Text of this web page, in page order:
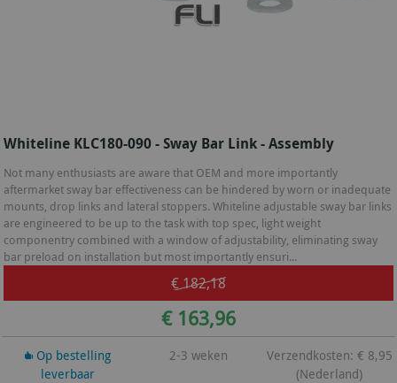
Whiteline KLC180-090 - Sway Bar Link - Assembly
Not many enthusiasts are aware that OEM and more importantly
aftermarket sway bar effectiveness can be hindered by worn or inadequate
mounts, drop links and lateral stoppers. Whiteline adjustable sway bar links
are engineered to be up to the task with top spec, light weight
componentry combined with a window of adjustability, eliminating sway
bar preload on installation but most importantly ensuri...
€ 182,18
€ 163,96
Op bestelling
leverbaar
2-3 weken
Verzendkosten: € 8,95
(Nederland)